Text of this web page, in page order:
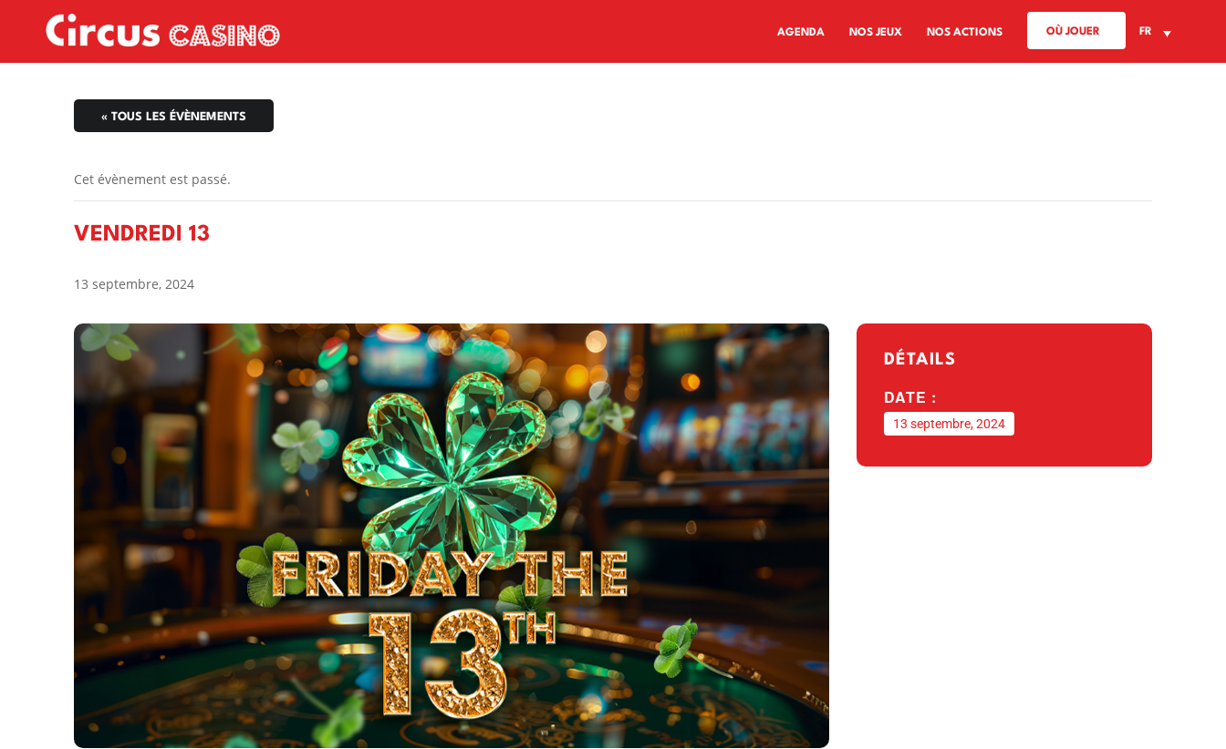
AGENDA NOS JEUX NOS ACTIONS OÙ JOUER FR
« TOUS LES ÉVÈNEMENTS
Cet évènement est passé.
VENDREDI 13
13 septembre, 2024
DÉTAILS
DATE :
13 septembre, 2024